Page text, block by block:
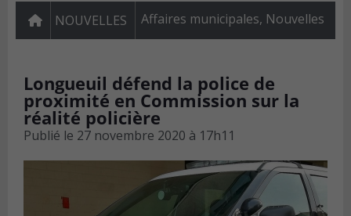
NOUVELLES Affaires municipales, Nouvelles
Longueuil défend la police de
proximité en Commission sur la
réalité policière
Publié le 27 novembre 2020 à 17h11